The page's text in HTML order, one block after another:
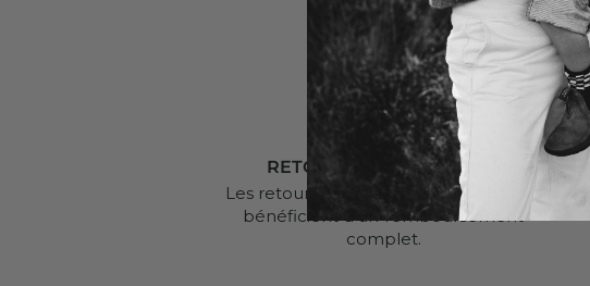
RETOURS SOUS 30 JOURS
Les retours effectués dans les 30 jours
bénéficient d’un remboursement
complet.